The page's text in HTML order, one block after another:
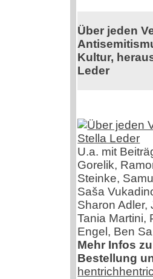
Über jeden
Kultur,
Leder
U.a. mit
Gorelik,
Steinke,
Saša
Sharon Adler,
Tania Martini,
Engel, Ben
Mehr Infos
Bestellung